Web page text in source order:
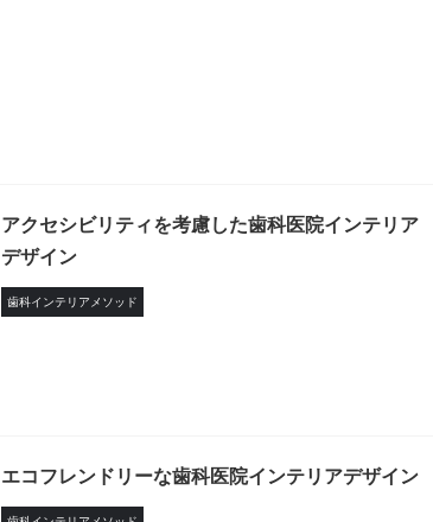
アクセシビリティを考慮した歯科医院インテリア
デザイン
歯科インテリアメソッド
エコフレンドリーな歯科医院インテリアデザイン